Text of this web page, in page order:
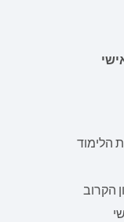
הלימוד
הקרוב